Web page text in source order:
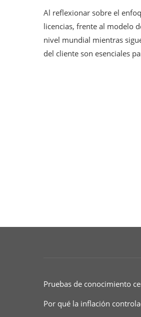
Al reflexionar sobre el
licencias, frente al modelo
nivel mundial mientras
del cliente son esenciales
Pruebas de conocimiento
Por qué la inflación